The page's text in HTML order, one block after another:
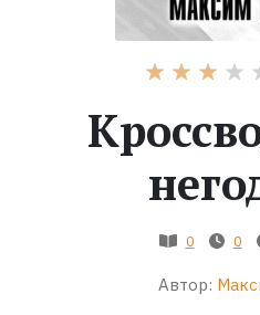
Экранизации
0 0
Автор: